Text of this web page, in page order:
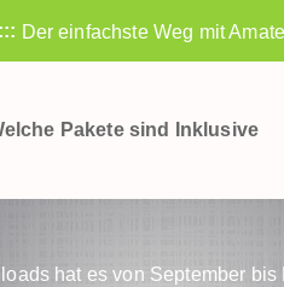
Der einfachste Weg mit
Pakete sind Inklusive
hat es von September bis